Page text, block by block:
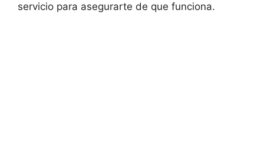
servicio para asegurarte de que funciona.